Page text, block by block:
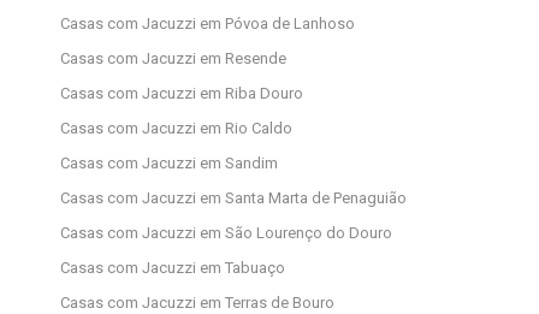
Casas com Jacuzzi em Póvoa de Lanhoso
Casas com Jacuzzi em Resende
Casas com Jacuzzi em Riba Douro
Casas com Jacuzzi em Rio Caldo
Casas com Jacuzzi em Sandim
Casas com Jacuzzi em Santa Marta de Penaguião
Casas com Jacuzzi em São Lourenço do Douro
Casas com Jacuzzi em Tabuaço
Casas com Jacuzzi em Terras de Bouro